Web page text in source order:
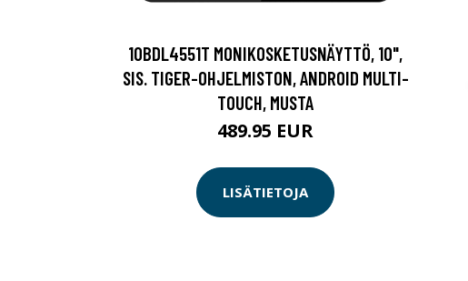
10BDL4551T MONIKOSKETUSNÄYTTÖ, 10",
SIS. TIGER-OHJELMISTON, ANDROID MULTI-
TOUCH, MUSTA
489.95 EUR
LISÄTIETOJA